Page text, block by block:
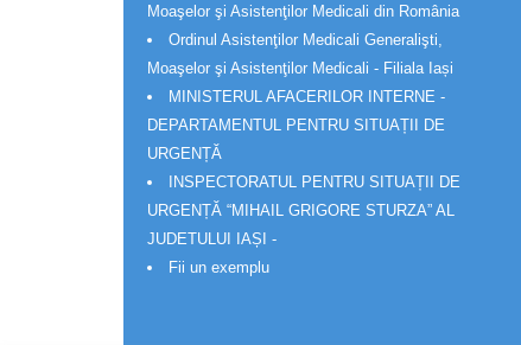
Moaşelor şi Asistenţilor Medicali din România
Ordinul Asistenţilor Medicali Generalişti,
Moaşelor şi Asistenţilor Medicali - Filiala Iași
MINISTERUL AFACERILOR INTERNE -
DEPARTAMENTUL PENTRU SITUAȚII DE
URGENȚĂ
INSPECTORATUL PENTRU SITUAȚII DE
URGENȚĂ “MIHAIL GRIGORE STURZA” AL
JUDETULUI IAȘI -
Fii un exemplu